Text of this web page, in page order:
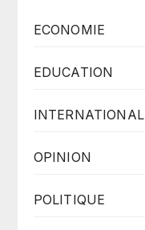
ECONOMIE
EDUCATION
INTERNATIONAL
OPINION
POLITIQUE